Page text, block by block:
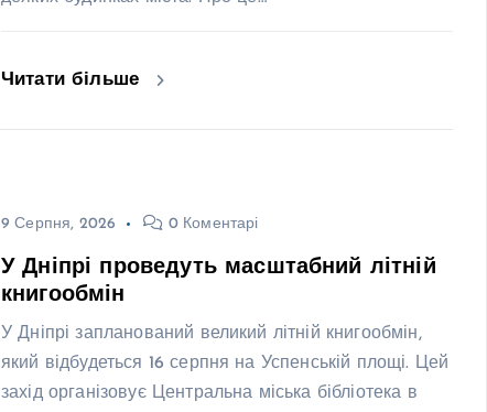
Читати більше
9 Серпня, 2026 0 Коментарі
У Дніпрі проведуть масштабний літній
книгообмін
У Дніпрі запланований великий літній книгообмін,
який відбудеться 16 серпня на Успенській площі. Цей
захід організовує Центральна міська бібліотека в